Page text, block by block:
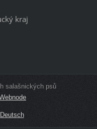
kraj
salašnických psů
Deutsch